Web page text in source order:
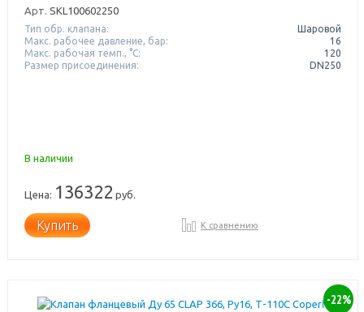
Арт. SKL100602250
Тип обр. клапана:
Шаровой
Макс. рабочее давление, бар:
16
Макс. рабочая темп., °С:
120
Размер присоединения:
DN250
В наличии
Цена: 136322 руб.
Купить К сравнению
-22%